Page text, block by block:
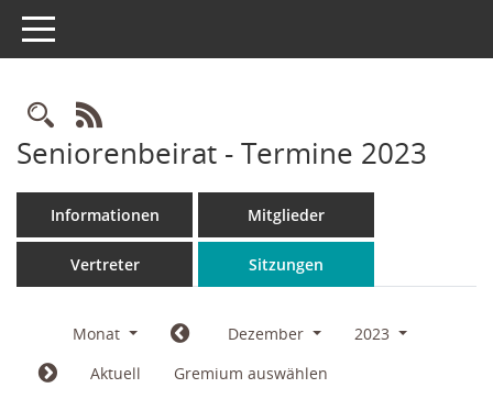
Toggle navigation
Rechercheauswahl
RSS-Feed
Seniorenbeirat - Termine 2023
Informationen Mitglieder
Vertreter Sitzungen
Monat Dezember
2023
Aktuell
Gremium auswählen